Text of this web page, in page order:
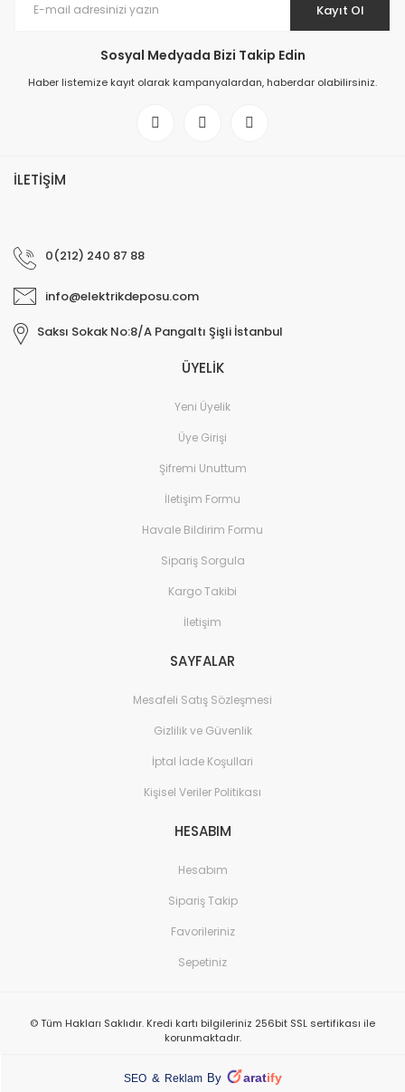
Kayıt Ol
Sosyal Medyada Bizi Takip Edin
Haber listemize kayıt olarak kampanyalardan, haberdar olabilirsiniz.
İLETİŞİM
0(212) 240 87 88
info@elektrikdeposu.com
Saksı Sokak No:8/A Pangaltı Şişli İstanbul
ÜYELİK
Yeni Üyelik
Üye Girişi
Şifremi Unuttum
İletişim Formu
Havale Bildirim Formu
Sipariş Sorgula
Kargo Takibi
İletişim
SAYFALAR
Mesafeli Satış Sözleşmesi
Gizlilik ve Güvenlik
İptal İade Koşullari
Kişisel Veriler Politikası
HESABIM
Hesabım
Sipariş Takip
Favorileriniz
Sepetiniz
© Tüm Hakları Saklıdır. Kredi kartı bilgileriniz 256bit SSL sertifikası ile
korunmaktadır.
SEO & Reklam By aratify